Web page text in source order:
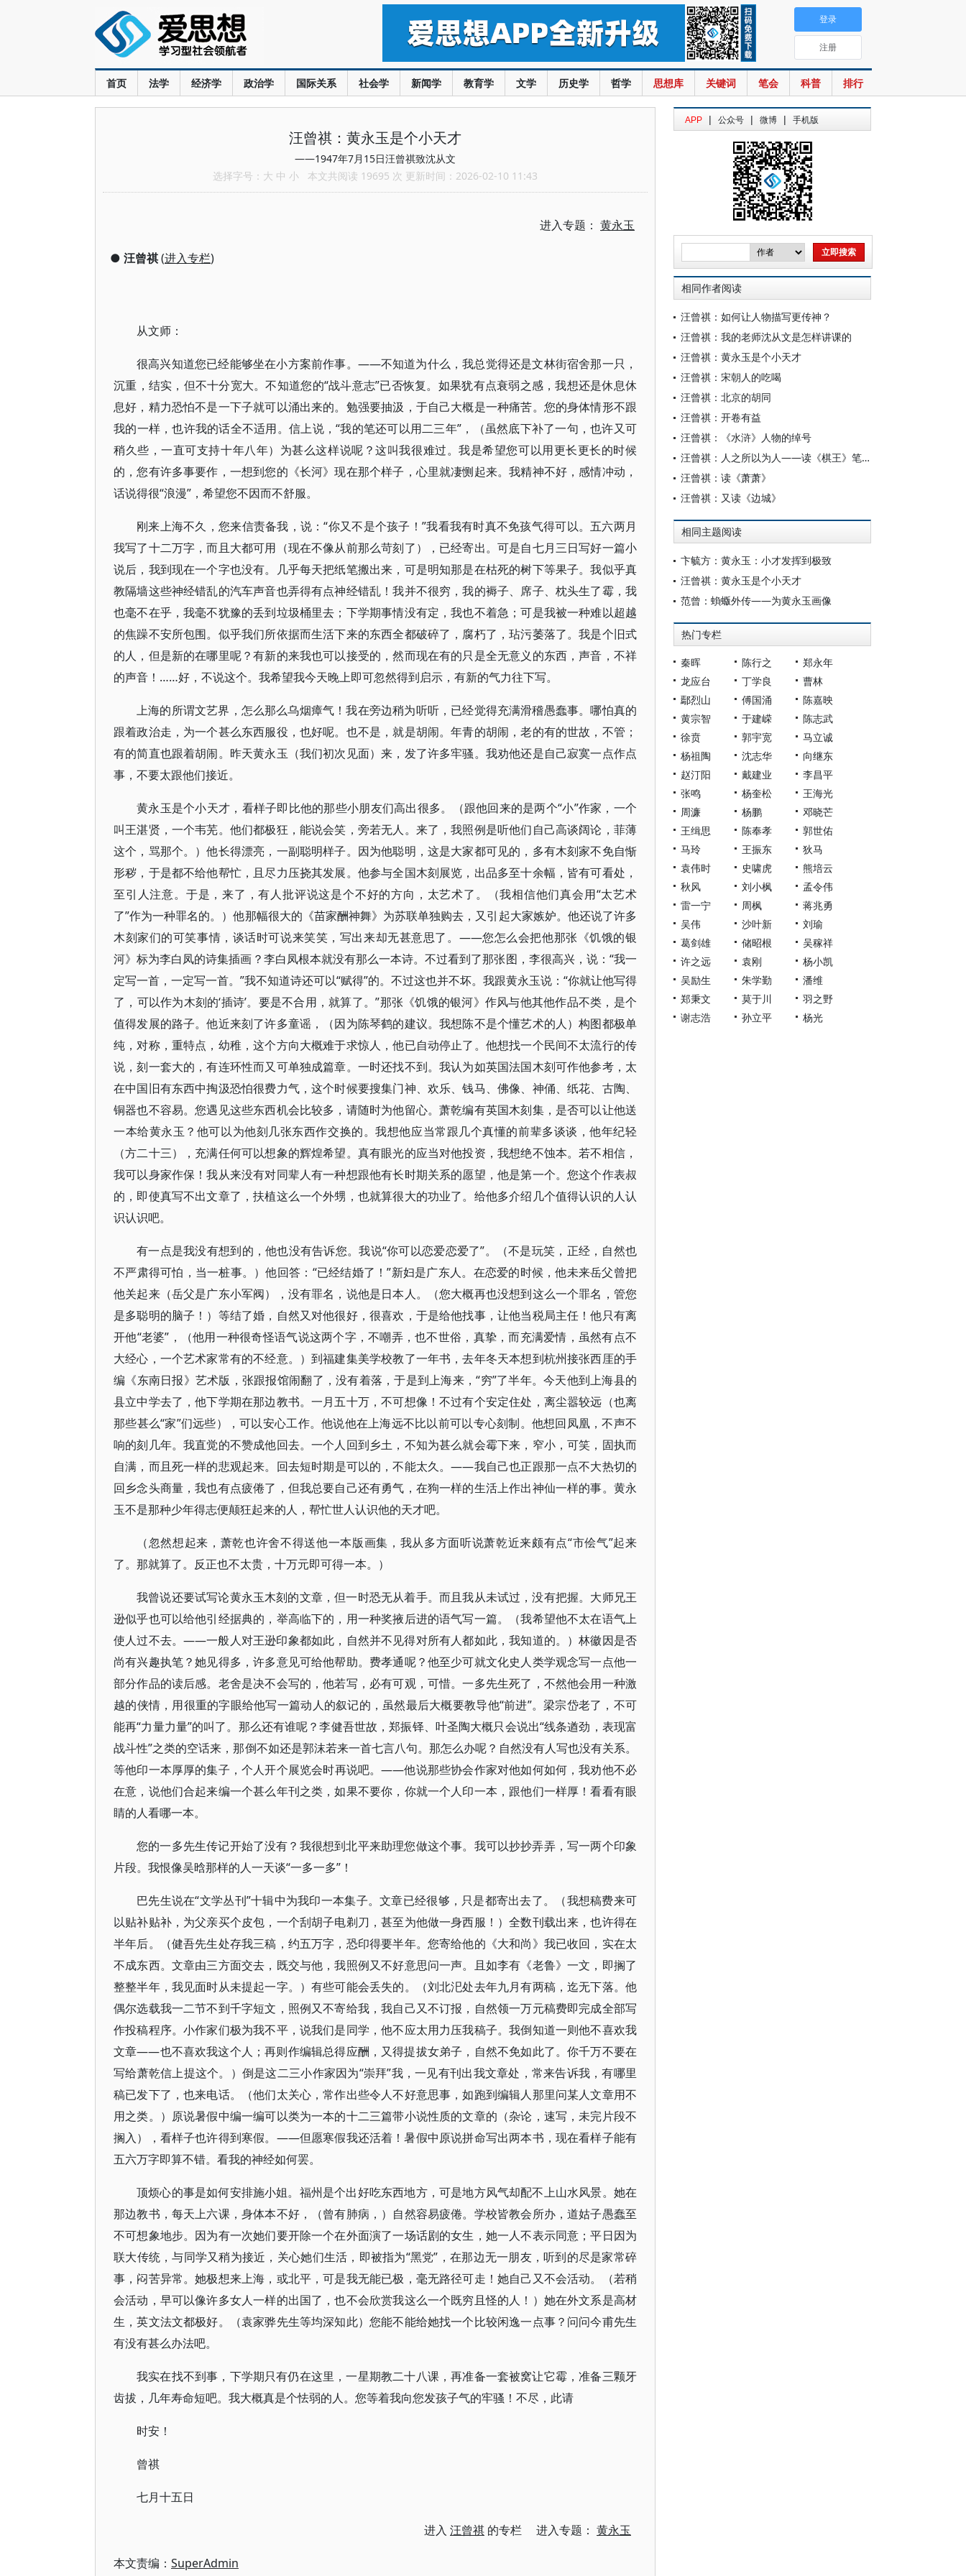
首页 法学 经济学 政治学 国际关系 社会学 新闻学 教育学 文学 历史学 哲学 思想库 关键词 笔会 科普 排行
登录
注册
汪曾祺：黄永玉是个小天才
——1947年7月15日汪曾祺致沈从文
选择字号： 大 中 小 本文共阅读 19695 次 更新时间：2026-02-10 11:43
进入专题： 黄永玉
● 汪曾祺(进入专栏)
从文师：
很高兴知道您已经能够坐在小方案前作事。——不知道为什么，我总觉得还是文林街宿舍那一只，
沉重，结实，但不十分宽大。不知道您的“战斗意志”已否恢复。如果犹有点衰弱之感，我想还是休息休
息好，精力恐怕不是一下子就可以涌出来的。勉强要抽汲，于自己大概是一种痛苦。您的身体情形不跟
我的一样，也许我的话全不适用。信上说，“我的笔还可以用二三年”，（虽然底下补了一句，也许又可
稍久些，一直可支持十年八年）为甚么这样说呢？这叫我很难过。我是希望您可以用更长更长的时候
的，您有许多事要作，一想到您的《长河》现在那个样子，心里就凄恻起来。我精神不好，感情冲动，
话说得很“浪漫”，希望您不因而不舒服。
刚来上海不久，您来信责备我，说：“你又不是个孩子！”我看我有时真不免孩气得可以。五六两月
我写了十二万字，而且大都可用（现在不像从前那么苛刻了），已经寄出。可是自七月三日写好一篇小
说后，我到现在一个字也没有。几乎每天把纸笔搬出来，可是明知那是在枯死的树下等果子。我似乎真
教隔墙这些神经错乱的汽车声音也弄得有点神经错乱！我并不很穷，我的褥子、席子、枕头生了霉，我
也毫不在乎，我毫不犹豫的丢到垃圾桶里去；下学期事情没有定，我也不着急；可是我被一种难以超越
的焦躁不安所包围。似乎我们所依据而生活下来的东西全都破碎了，腐朽了，玷污萎落了。我是个旧式
的人，但是新的在哪里呢？有新的来我也可以接受的，然而现在有的只是全无意义的东西，声音，不祥
的声音！……好，不说这个。我希望我今天晚上即可忽然得到启示，有新的气力往下写。
上海的所谓文艺界，怎么那么乌烟瘴气！我在旁边稍为听听，已经觉得充满滑稽愚蠢事。哪怕真的
跟着政治走，为一个甚么东西服役，也好呢。也不是，就是胡闹。年青的胡闹，老的有的世故，不管；
有的简直也跟着胡闹。昨天黄永玉（我们初次见面）来，发了许多牢骚。我劝他还是自己寂寞一点作点
事，不要太跟他们接近。
黄永玉是个小天才，看样子即比他的那些小朋友们高出很多。（跟他回来的是两个“小”作家，一个
叫王湛贤，一个韦芜。他们都极狂，能说会笑，旁若无人。来了，我照例是听他们自己高谈阔论，菲薄
这个，骂那个。）他长得漂亮，一副聪明样子。因为他聪明，这是大家都可见的，多有木刻家不免自惭
形秽，于是都不给他帮忙，且尽力压挠其发展。他参与全国木刻展览，出品多至十余幅，皆有可看处，
至引人注意。于是，来了，有人批评说这是个不好的方向，太艺术了。（我相信他们真会用“太艺术
了”作为一种罪名的。）他那幅很大的《苗家酬神舞》为苏联单独购去，又引起大家嫉妒。他还说了许多
木刻家们的可笑事情，谈话时可说来笑笑，写出来却无甚意思了。——您怎么会把他那张《饥饿的银
河》标为李白凤的诗集插画？李白凤根本就没有那么一本诗。不过看到了那张图，李很高兴，说：“我一
定写一首，一定写一首。”我不知道诗还可以“赋得”的。不过这也并不坏。我跟黄永玉说：“你就让他写得
了，可以作为木刻的‘插诗’。要是不合用，就算了。”那张《饥饿的银河》作风与他其他作品不类，是个
值得发展的路子。他近来刻了许多童谣，（因为陈琴鹤的建议。我想陈不是个懂艺术的人）构图都极单
纯，对称，重特点，幼稚，这个方向大概难于求惊人，他已自动停止了。他想找一个民间不太流行的传
说，刻一套大的，有连环性而又可单独成篇章。一时还找不到。我认为如英国法国木刻可作他参考，太
在中国旧有东西中掏汲恐怕很费力气，这个时候要搜集门神、欢乐、钱马、佛像、神俑、纸花、古陶、
铜器也不容易。您遇见这些东西机会比较多，请随时为他留心。萧乾编有英国木刻集，是否可以让他送
一本给黄永玉？他可以为他刻几张东西作交换的。我想他应当常跟几个真懂的前辈多谈谈，他年纪轻
（方二十三），充满任何可以想象的辉煌希望。真有眼光的应当对他投资，我想绝不蚀本。若不相信，
我可以身家作保！我从来没有对同辈人有一种想跟他有长时期关系的愿望，他是第一个。您这个作表叔
的，即使真写不出文章了，扶植这么一个外甥，也就算很大的功业了。给他多介绍几个值得认识的人认
识认识吧。
有一点是我没有想到的，他也没有告诉您。我说“你可以恋爱恋爱了”。（不是玩笑，正经，自然也
不严肃得可怕，当一桩事。）他回答：“已经结婚了！”新妇是广东人。在恋爱的时候，他未来岳父曾把
他关起来（岳父是广东小军阀），没有罪名，说他是日本人。（您大概再也没想到这么一个罪名，管您
是多聪明的脑子！）等结了婚，自然又对他很好，很喜欢，于是给他找事，让他当税局主任！他只有离
开他“老婆”，（他用一种很奇怪语气说这两个字，不嘲弄，也不世俗，真挚，而充满爱情，虽然有点不
大经心，一个艺术家常有的不经意。）到福建集美学校教了一年书，去年冬天本想到杭州接张西厓的手
编《东南日报》艺术版，张跟报馆闹翻了，没有着落，于是到上海来，“穷”了半年。今天他到上海县的
县立中学去了，他下学期在那边教书。一月五十万，不可想像！不过有个安定住处，离尘嚣较远（也离
那些甚么“家”们远些），可以安心工作。他说他在上海远不比以前可以专心刻制。他想回凤凰，不声不
响的刻几年。我直觉的不赞成他回去。一个人回到乡土，不知为甚么就会霉下来，窄小，可笑，固执而
自满，而且死一样的悲观起来。回去短时期是可以的，不能太久。——我自己也正跟那一点不大热切的
回乡念头商量，我也有点疲倦了，但我总要自己还有勇气，在狗一样的生活上作出神仙一样的事。黄永
玉不是那种少年得志便颠狂起来的人，帮忙世人认识他的天才吧。
（忽然想起来，萧乾也许舍不得送他一本版画集，我从多方面听说萧乾近来颇有点“市侩气”起来
了。那就算了。反正也不太贵，十万元即可得一本。）
我曾说还要试写论黄永玉木刻的文章，但一时恐无从着手。而且我从未试过，没有把握。大师兄王
逊似乎也可以给他引经据典的，举高临下的，用一种奖掖后进的语气写一篇。（我希望他不太在语气上
使人过不去。——一般人对王逊印象都如此，自然并不见得对所有人都如此，我知道的。）林徽因是否
尚有兴趣执笔？她见得多，许多意见可给他帮助。费孝通呢？他至少可就文化史人类学观念写一点他一
部分作品的读后感。老舍是决不会写的，他若写，必有可观，可惜。一多先生死了，不然他会用一种激
越的侠情，用很重的字眼给他写一篇动人的叙记的，虽然最后大概要教导他“前进”。梁宗岱老了，不可
能再“力量力量”的叫了。那么还有谁呢？李健吾世故，郑振铎、叶圣陶大概只会说出“线条遒劲，表现富
战斗性”之类的空话来，那倒不如还是郭沫若来一首七言八句。那怎么办呢？自然没有人写也没有关系。
等他印一本厚厚的集子，个人开个展览会时再说吧。——他说那些协会作家对他如何如何，我劝他不必
在意，说他们合起来编一个甚么年刊之类，如果不要你，你就一个人印一本，跟他们一样厚！看看有眼
睛的人看哪一本。
您的一多先生传记开始了没有？我很想到北平来助理您做这个事。我可以抄抄弄弄，写一两个印象
片段。我恨像吴晗那样的人一天谈“一多一多”！
巴先生说在“文学丛刊”十辑中为我印一本集子。文章已经很够，只是都寄出去了。（我想稿费来可
以贴补贴补，为父亲买个皮包，一个刮胡子电剃刀，甚至为他做一身西服！）全数刊载出来，也许得在
半年后。（健吾先生处存我三稿，约五万字，恐印得要半年。您寄给他的《大和尚》我已收回，实在太
不成东西。文章由三方面交去，既交与他，我照例又不好意思问一声。且如李有《老鲁》一文，即搁了
整整半年，我见面时从未提起一字。）有些可能会丢失的。（刘北汜处去年九月有两稿，迄无下落。他
偶尔选载我一二节不到千字短文，照例又不寄给我，我自己又不订报，自然领一万元稿费即完成全部写
作投稿程序。小作家们极为我不平，说我们是同学，他不应太用力压我稿子。我倒知道一则他不喜欢我
文章——也不喜欢我这个人；再则作编辑总得应酬，又得提拔女弟子，自然不免如此了。你千万不要在
写给萧乾信上提这个。）倒是这二三小作家因为“崇拜”我，一见有刊出我文章处，常来告诉我，有哪里
稿已发下了，也来电话。（他们太关心，常作出些令人不好意思事，如跑到编辑人那里问某人文章用不
用之类。）原说暑假中编一编可以类为一本的十二三篇带小说性质的文章的（杂论，速写，未完片段不
搁入），看样子也许得到寒假。——但愿寒假我还活着！暑假中原说拼命写出两本书，现在看样子能有
五六万字即算不错。看我的神经如何罢。
顶烦心的事是如何安排施小姐。福州是个出好吃东西地方，可是地方风气却配不上山水风景。她在
那边教书，每天上六课，身体本不好，（曾有肺病，）自然容易疲倦。学校皆教会所办，道姑子愚蠢至
不可想象地步。因为有一次她们要开除一个在外面演了一场话剧的女生，她一人不表示同意；平日因为
联大传统，与同学又稍为接近，关心她们生活，即被指为“黑党”，在那边无一朋友，听到的尽是家常碎
事，闷苦异常。她极想来上海，或北平，可是我无能已极，毫无路径可走！她自己又不会活动。（若稍
会活动，早可以像许多女人一样的出国了，也不会欣赏我这么一个既穷且怪的人！）她在外文系是高材
生，英文法文都极好。（袁家骅先生等均深知此）您能不能给她找一个比较闲逸一点事？问问今甫先生
有没有甚么办法吧。
我实在找不到事，下学期只有仍在这里，一星期教二十八课，再准备一套被窝让它霉，准备三颗牙
齿拔，几年寿命短吧。我大概真是个怯弱的人。您等着我向您发孩子气的牢骚！不尽，此请
时安！
曾祺
七月十五日
进入 汪曾祺 的专栏 进入专题： 黄永玉
本文责编： SuperAdmin
APP | 公众号 | 微博 | 手机版
相同作者阅读
汪曾祺：如何让人物描写更传神？
汪曾祺：我的老师沈从文是怎样讲课的
汪曾祺：黄永玉是个小天才
汪曾祺：宋朝人的吃喝
汪曾祺：北京的胡同
汪曾祺：开卷有益
汪曾祺：《水浒》人物的绰号
汪曾祺：人之所以为人——读《棋王》笔记
汪曾祺：读《萧萧》
汪曾祺：又读《边城》
相同主题阅读
卞毓方：黄永玉：小才发挥到极致
汪曾祺：黄永玉是个小天才
范曾：蝜蝂外传——为黄永玉画像
热门专栏
秦晖 陈行之
郑永年
龙应台
丁学良
曹林
鄢烈山
傅国涌
陈嘉映
黄宗智
于建嵘
陈志武
徐贲
郭宇宽
马立诚
杨祖陶
沈志华
向继东
赵汀阳
戴建业
李昌平
张鸣
杨奎松
王海光
周濂
杨鹏
邓晓芒
王缉思
陈奉孝
郭世佑
马玲
王振东
狄马
袁伟时
史啸虎
熊培云
秋风
刘小枫
孟令伟
雷一宁
周枫
蒋兆勇
吴伟
沙叶新
刘瑜
葛剑雄
储昭根
吴稼祥
许之远
袁刚
杨小凯
吴励生
朱学勤
潘维
郑秉文
莫于川
羽之野
谢志浩
孙立平 杨光